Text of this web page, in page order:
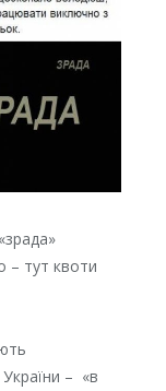
– тут квоти
– «в